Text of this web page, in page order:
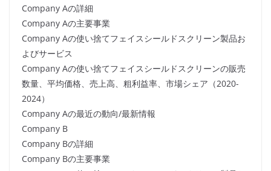
Company Aの詳細
Company Aの主要事業
Company Aの使い捨てフェイスシールドスクリーン製品お
よびサービス
Company Aの使い捨てフェイスシールドスクリーンの販売
数量、平均価格、売上高、粗利益率、市場シェア（2020-
2024）
Company Aの最近の動向/最新情報
Company B
Company Bの詳細
Company Bの主要事業